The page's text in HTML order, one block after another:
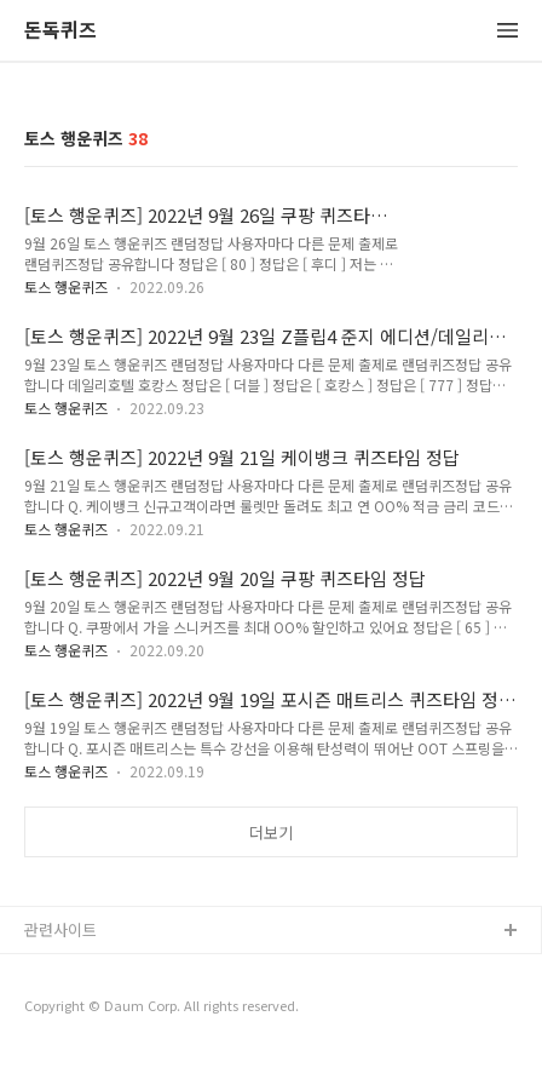
돈독퀴즈
토스 행운퀴즈 38
[토스 행운퀴즈] 2022년 9월 26일 쿠팡 퀴즈타임
정답
9월 26일 토스 행운퀴즈 랜덤정답 사용자마다 다른 문제 출제로
랜덤퀴즈정답 공유합니다 정답은 [ 80 ] 정답은 [ 후디 ] 저는 토
스 행운퀴즈의 정답을 최대한 빠르고 정확하게 포스팅해볼까 합
시다면, 구독 또는 즐겨찾기 추가를 권장합니다. 네이버나 다음
에 돈독퀴즈를 검색해주세요!! 토스행운퀴즈에 대해 더 자세히
알고싶으시다면, ↓↓↓↓↓↓↓ 캐시워크퀴즈에 대해 더 자
세히 알고싶으시다면, ↓↓↓↓↓↓↓ 돈독퀴즈의 더 다양하
고 많은 퀴즈 및 할인정보가 궁금하시다면, 돈독퀴즈 블로그 카
즈 토스는 종합 금융 플랫폼으로 토스행운퀴즈는 토스어플에 접
속해 선착순으로 응모하는 퀴즈입니다 정답을 맞추..
토스 행운퀴즈 2022.09.26
[토스 행운퀴즈] 2022년 9월 23일 Z플립4 준지 에디션/데일리호
텔 호캉스 퀴즈타임 2개 정답
9월 23일 토스 행운퀴즈 랜덤정답 사용자마다 다른 문제 출제로 랜덤퀴즈정답 공유
합니다 데일리호텔 호캉스 정답은 [ 더블 ] 정답은 [ 호캉스 ] 정답은 [ 777 ] 정답은 [
오늘만이가격 ] Z플립 준지4 에디션 삼성전자 정답은 [ 블랙 ] 정답은 [ 멀티백 ] 정답
다. 앞으로 다양하고 많은 퀴즈 정답을 보다 손쉽게 알고 싶으시다면, 구독 또는 즐겨
찾기 추가를 권장합니다. 네이버나 다음에 돈독퀴즈를 검색해주세요!! 토스행운퀴즈
에 대해 더 자세히 알고싶으시다면, ↓↓↓↓↓↓↓ 캐시워크퀴즈에 대해 더 자세
히 알고싶으시다면, ↓↓↓↓↓↓↓ 돈독퀴즈의 더 다양하고 많은 퀴즈 및 할인정
보가 궁금하시다면, 돈독퀴즈 블로그 카테고..
토스 행운퀴즈 2022.09.23
[토스 행운퀴즈] 2022년 9월 21일 케이뱅크 퀴즈타임 정답
9월 21일 토스 행운퀴즈 랜덤정답 사용자마다 다른 문제 출제로 랜덤퀴즈정답 공유
합니다 Q. 케이뱅크 신규고객이라면 룰렛만 돌려도 최고 연 OO% 적금 금리 코드를
받을 수 있어요 정답은 [ 10 ] 정답은 [ 적금 ] 정답은 [ ] 저는 토스 행운퀴즈의 정답을
다 손쉽게 알고 싶으시다면, 구독 또는 즐겨찾기 추가를 권장합니다. 네이버나 다음
에 돈독퀴즈를 검색해주세요!! 토스행운퀴즈에 대해 더 자세히 알고싶으시다면,
↓↓↓↓↓↓↓ 캐시워크퀴즈에 대해 더 자세히 알고싶으시다면,
↓↓↓↓↓↓↓ 돈독퀴즈의 더 다양하고 많은 퀴즈 및 할인정보가 궁금하시다면,
돈독퀴즈 블로그 카테고리를 확인해주세요! 돈독퀴즈 블로그 바로가기 토스행운..
토스 행운퀴즈 2022.09.21
[토스 행운퀴즈] 2022년 9월 20일 쿠팡 퀴즈타임 정답
9월 20일 토스 행운퀴즈 랜덤정답 사용자마다 다른 문제 출제로 랜덤퀴즈정답 공유
합니다 Q. 쿠팡에서 가을 스니커즈를 최대 OO% 할인하고 있어요 정답은 [ 65 ] 정
답은 [ 가을] 저는 토스 행운퀴즈의 정답을 최대한 빠르고 정확하게 포스팅해볼까 합
겨찾기 추가를 권장합니다. 네이버나 다음에 돈독퀴즈를 검색해주세요!! 토스행운퀴
즈에 대해 더 자세히 알고싶으시다면, ↓↓↓↓↓↓↓ 캐시워크퀴즈에 대해 더 자
세히 알고싶으시다면, ↓↓↓↓↓↓↓ 돈독퀴즈의 더 다양하고 많은 퀴즈 및 할인
정보가 궁금하시다면, 돈독퀴즈 블로그 카테고리를 확인해주세요! 돈독퀴즈 블로그
바로가기 토스행운퀴즈 토스는 종합 금융 플랫폼으로 토스행운퀴즈는 토..
토스 행운퀴즈 2022.09.20
[토스 행운퀴즈] 2022년 9월 19일 포시즌 매트리스 퀴즈타임 정
답
9월 19일 토스 행운퀴즈 랜덤정답 사용자마다 다른 문제 출제로 랜덤퀴즈정답 공유
합니다 Q. 포시즌 매트리스는 특수 강선을 이용해 탄성력이 뛰어난 OOT 스프링을
사용해요 정답은 [ 블랙 ] 정답은 [ 침대피로 ] 정답은 [ 매트리스 ] 정답은 [ 그라데이
추가를 권장합니다. 네이버나 다음에 돈독퀴즈를 검색해주세요!! 토스행운퀴즈에 대
토스 행운퀴즈 2022.09.19
더보기
Copyright © Daum Corp. All rights reserved.
관련사이트